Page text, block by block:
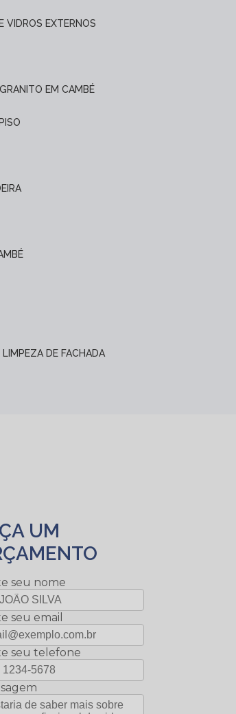
VIDROS EXTERNOS
GRANITO EM CAMBÉ
LIMPEZA DE FACHADA
UM
seu nome
seu email
seu telefone